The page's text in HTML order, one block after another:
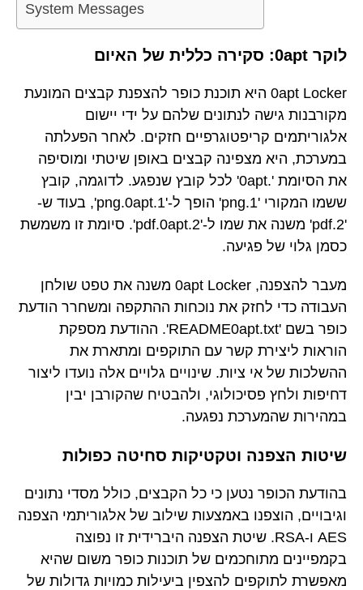
System Messages
לוקר 0apt: סקירה כללית של האיום
0apt Locker היא תוכנת כופר להצפנת קבצים המונעת
מקורבנות גישה לנתונים שלהם על ידי יישום
אלגוריתמים קריפטוגרפיים חזקים. לאחר הפעלתה
במערכת, היא מצפינה קבצים באופן שיטתי ומוסיפה
את הסיומת '.0apt' לכל קובץ שנפגע. לדוגמה, קובץ
ששמו המקורי '1.png' הופך ל-'1.png.0apt', בעוד ש-
'2.pdf' משנה את שמו ל-'2.pdf.0apt'. סיומת זו משמשת
כסמן גלוי של פגיעה.
מעבר להצפנה, 0apt Locker משנה את טפט שולחן
העבודה כדי לחזק את נוכחות ההתקפה ומשחרר הודעת
כופר בשם 'README0apt.txt'. ההודעת מספקת
הוראות ליצירת קשר עם התוקפים ומתארת את
ההשלכות של אי ציות. שינויים גלויים אלה נועדו ליצור
דחיפות ולחץ פסיכולוגי, ולהבטיח שהקורבן יבין
במהירות שהמערכת נפגעה.
שיטות הצפנה וטקטיקות סחיטה כפולות
בהודעת הכופר נטען כי כל הקבצים, כולל מסדי נתונים
וגיבויים, הוצפנו באמצעות שילוב של אלגוריתמי הצפנה
AES ו-RSA. שיטת הצפנה היברידית זו נפוצה
בקמפיינים מתוחכמים של תוכנות כופר משום שהיא
מאפשרת לתוקפים להצפין ביעילות כמויות גדולות של